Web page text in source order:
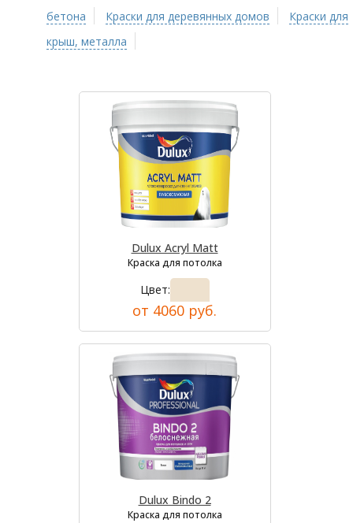
бетона
Краски для деревянных домов
Краски для
крыш, металла
Dulux Acryl Matt
Краска для потолка
Цвет:
от 4060 руб.
Dulux Bindo 2
Краска для потолка